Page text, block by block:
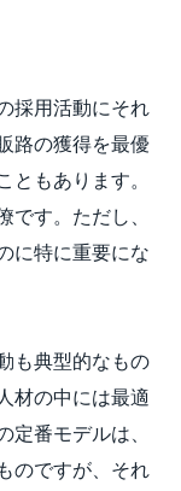
採用活動にそれ
路の獲得を最優
もあります。
す。ただし、
に特に重要にな
も典型的なもの
材の中には最適
番モデルは、
のですが、それ